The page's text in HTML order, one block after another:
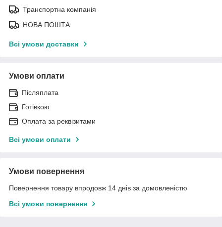
Транспортна компанія
НОВА ПОШТА
Всі умови доставки
Умови оплати
Післяплата
Готівкою
Оплата за реквізитами
Всі умови оплати
Умови повернення
Повернення товару впродовж 14 днів за домовленістю
Всі умови повернення